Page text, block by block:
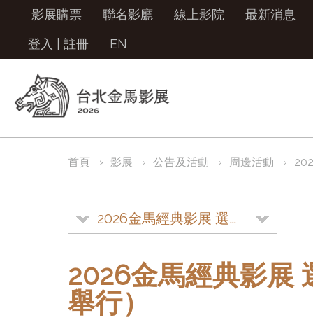
影展購票 聯名影廳 線上影院
最新消息
登入
註冊 EN
首頁 影展 公告及活動 周邊活動
2026金馬經典影展 選片指南（已更改至7.18舉行）
2026金馬經典影展
舉行）